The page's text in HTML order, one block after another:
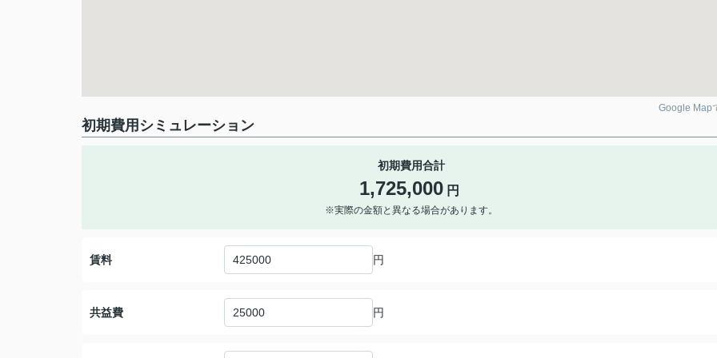
Google Map
初期費用シミュレーション
初期費用合計
1,725,000 円
※実際の金額と異なる場合があります。
賃料 円
共益費 円